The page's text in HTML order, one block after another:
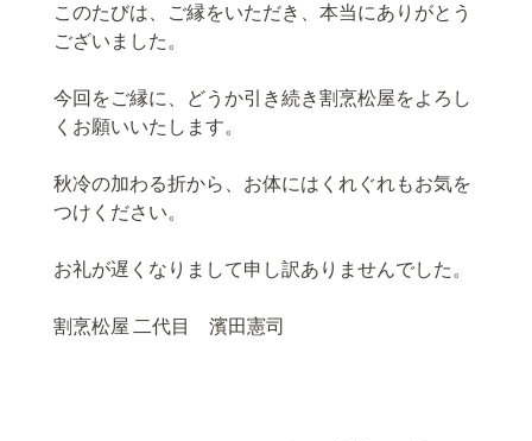
このたびは、ご縁をいただき、本当にありがとう
ございました。
今回をご縁に、どうか引き続き割烹松屋をよろし
くお願いいたします。
秋冷の加わる折から、お体にはくれぐれもお気を
つけください。
お礼が遅くなりまして申し訳ありませんでした。
割烹松屋 二代目 濱田憲司